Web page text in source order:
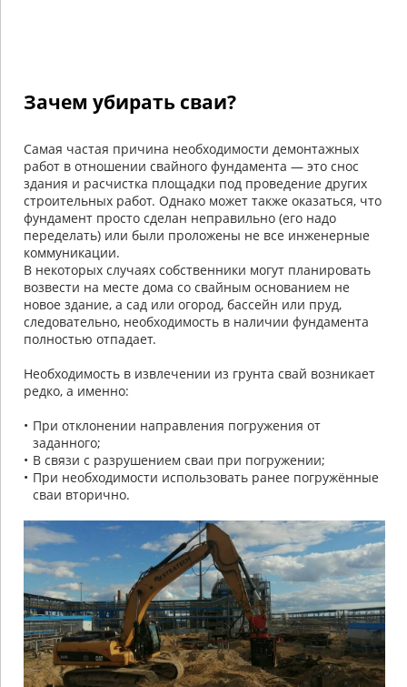
Зачем убирать сваи?
Самая частая причина необходимости демонтажных
работ в отношении свайного фундамента — это снос
здания и расчистка площадки под проведение других
строительных работ. Однако может также оказаться, что
фундамент просто сделан неправильно (его надо
переделать) или были проложены не все инженерные
коммуникации.
В некоторых случаях собственники могут планировать
возвести на месте дома со свайным основанием не
новое здание, а сад или огород, бассейн или пруд,
следовательно, необходимость в наличии фундамента
полностью отпадает.
Необходимость в извлечении из грунта свай возникает
редко, а именно:
При отклонении направления погружения от
заданного;
В связи с разрушением сваи при погружении;
При необходимости использовать ранее погружённые
сваи вторично.